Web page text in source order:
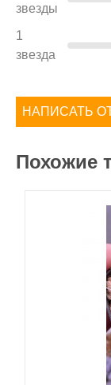
звезды
1
звезда
НАПИСАТЬ
Похожие